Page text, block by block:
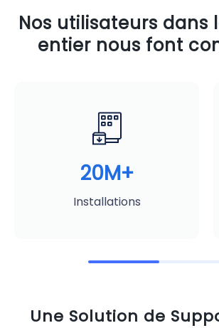
Nos utilisateurs dans
entier nous font
20M+
Installations
Une Solution de